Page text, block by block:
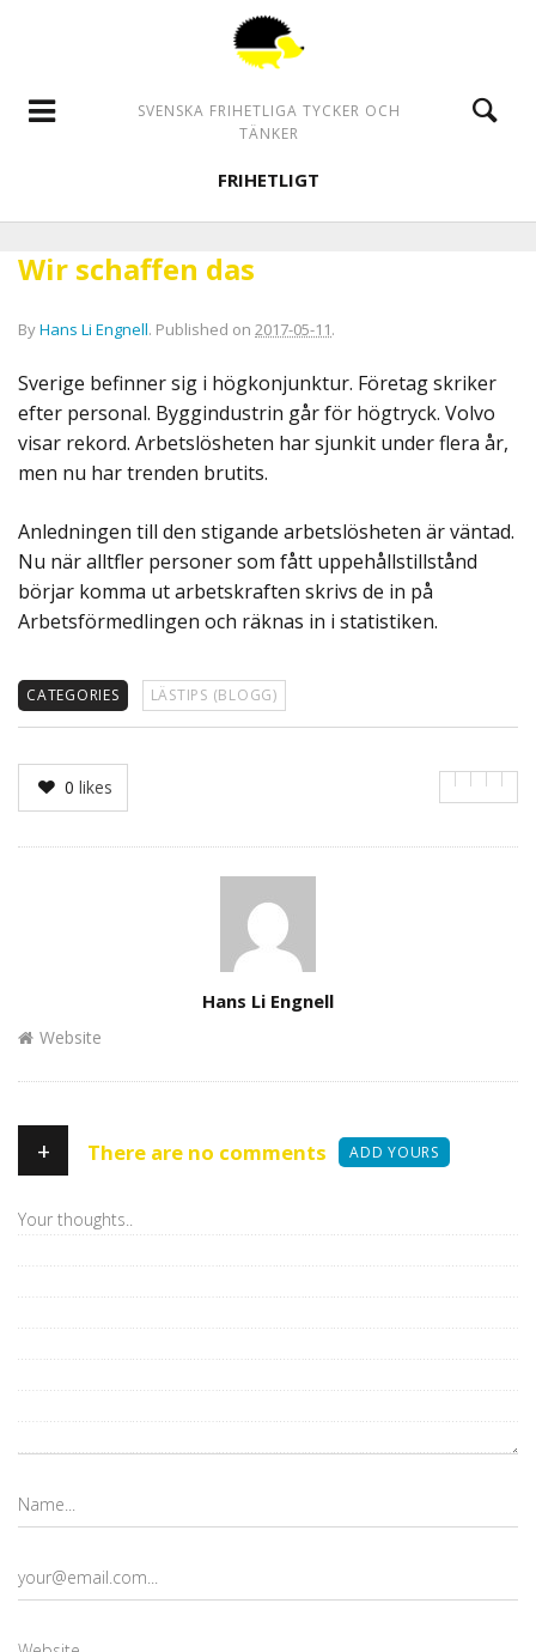
SVENSKA FRIHETLIGA TYCKER OCH
TÄNKER
FRIHETLIGT
Wir schaffen das
ByHans Li Engnell. Published on 2017-05-11.
Sverige befinner sig i högkonjunktur. Företag skriker
efter personal. Byggindustrin går för högtryck. Volvo
visar rekord. Arbetslösheten har sjunkit under flera år,
men nu har trenden brutits.
Anledningen till den stigande arbetslösheten är väntad.
Nu när alltfler personer som fått uppehållstillstånd
börjar komma ut arbetskraften skrivs de in på
Arbetsförmedlingen och räknas in i statistiken.
CATEGORIES LÄSTIPS (BLOGG)
0 likes
Hans Li Engnell
Website
+ There are no comments ADD YOURS